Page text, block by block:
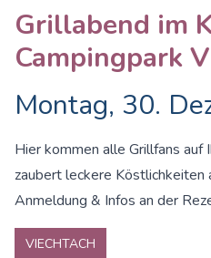
Grillabend im
Campingpark
Montag, 30.
Hier kommen alle Grillfans
zaubert leckere Köstlichkeiten
Anmeldung & Infos an der
VIECHTACH